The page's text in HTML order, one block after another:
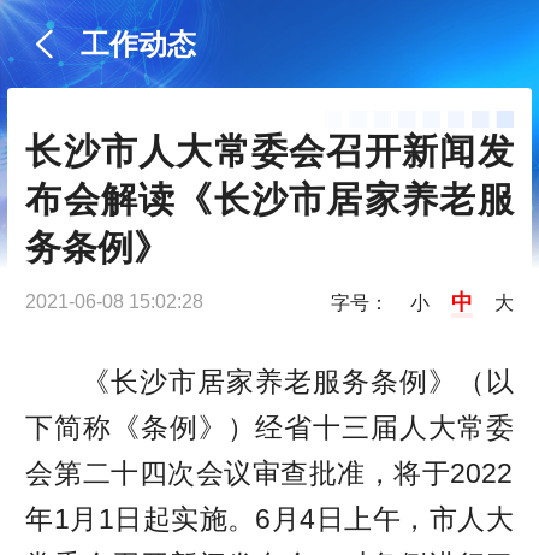
工作动态
长沙市人大常委会召开新闻发
布会解读《长沙市居家养老服
务条例》
2021-06-08 15:02:28 字号： 小 中 大
《长沙市居家养老服务条例》（以
下简称《条例》）经省十三届人大常委
会第二十四次会议审查批准，将于2022
年1月1日起实施。6月4日上午，市人大